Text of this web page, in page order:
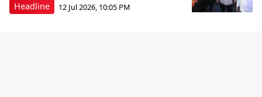
Headline 12 Jul 2026, 10:05 PM